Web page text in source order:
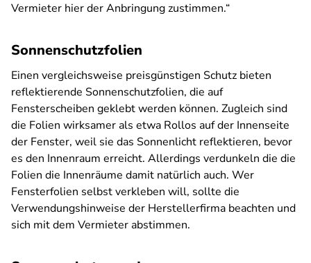
Vermieter hier der Anbringung zustimmen.“
Sonnenschutzfolien
Einen vergleichsweise preisgünstigen Schutz bieten
reflektierende Sonnenschutzfolien, die auf
Fensterscheiben geklebt werden können. Zugleich sind
die Folien wirksamer als etwa Rollos auf der Innenseite
der Fenster, weil sie das Sonnenlicht reflektieren, bevor
es den Innenraum erreicht. Allerdings verdunkeln die die
Folien die Innenräume damit natürlich auch. Wer
Fensterfolien selbst verkleben will, sollte die
Verwendungshinweise der Herstellerfirma beachten und
sich mit dem Vermieter abstimmen.